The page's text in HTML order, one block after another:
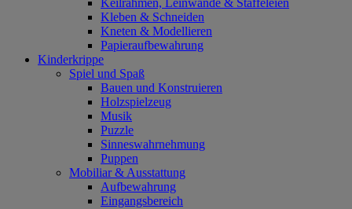
Keilrahmen, Leinwände & Staffeleien
Kleben & Schneiden
Kneten & Modellieren
Papieraufbewahrung
Kinderkrippe
Spiel und Spaß
Bauen und Konstruieren
Holzspielzeug
Musik
Puzzle
Sinneswahrnehmung
Puppen
Mobiliar & Ausstattung
Aufbewahrung
Eingangsbereich